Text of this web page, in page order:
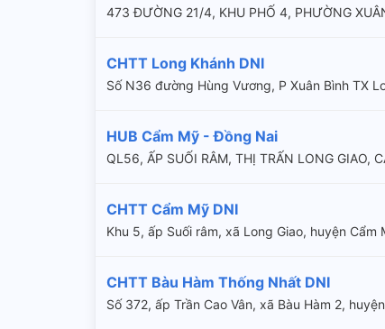
473 ĐƯỜNG 21/4, KHU PHỐ 4, PHƯỜNG
CHTT Long Khánh DNI
Số N36 đường Hùng Vương, P Xuân Bình TX
HUB Cẩm Mỹ - Đồng Nai
QL56, ẤP SUỐI RÂM, THỊ TRẤN LONG GIAO,
CHTT Cẩm Mỹ DNI
Khu 5, ấp Suối râm, xã Long Giao, huyện Cẩm
CHTT Bàu Hàm Thống Nhất DNI
Số 372, ấp Trần Cao Vân, xã Bàu Hàm 2,